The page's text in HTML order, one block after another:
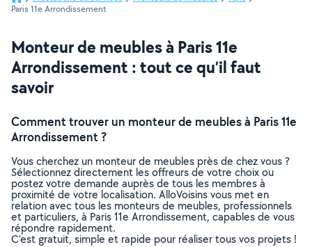
Paris 11e Arrondissement
Monteur de meubles à Paris 11e
Arrondissement : tout ce qu’il faut
savoir
Comment trouver un monteur de meubles à Paris 11e
Arrondissement ?
Vous cherchez un monteur de meubles près de chez vous ?
Sélectionnez directement les offreurs de votre choix ou
postez votre demande auprès de tous les membres à
proximité de votre localisation. AlloVoisins vous met en
relation avec tous les monteurs de meubles, professionnels
et particuliers, à Paris 11e Arrondissement, capables de vous
répondre rapidement.
C’est gratuit, simple et rapide pour réaliser tous vos projets !